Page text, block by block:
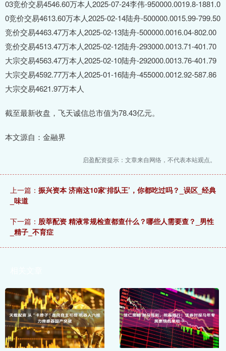
03竞价交易4546.60万本人2025-07-24李伟-950000.0019.8-1881.0
0竞价交易4613.60万本人2025-02-14陆舟-500000.0015.99-799.50
竞价交易4463.47万本人2025-02-13陆舟-500000.0016.04-802.00
竞价交易4513.47万本人2025-02-12陆舟-293000.0013.71-401.70
大宗交易4563.47万本人2025-02-10陆舟-292000.0013.76-401.79
大宗交易4592.77万本人2025-01-16陆舟-455000.0012.92-587.86
大宗交易4621.97万本人
截至最新收盘，飞天诚信总市值为78.43亿元。
本文源自：金融界
启盈配资提示：文章来自网络，不代表本站观点。
上一篇： 振兴资本 济南这10家‘排队王’，你都吃过吗？_误区_经典
_味道
下一篇： 股莘配资 精液常规检查都查什么？哪些人需要查？_男性
_精子_不育症